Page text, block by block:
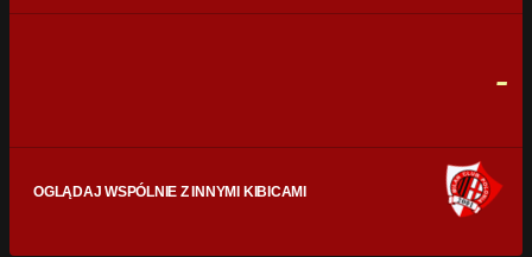
-
OGLĄDAJ WSPÓLNIE Z INNYMI KIBICAMI